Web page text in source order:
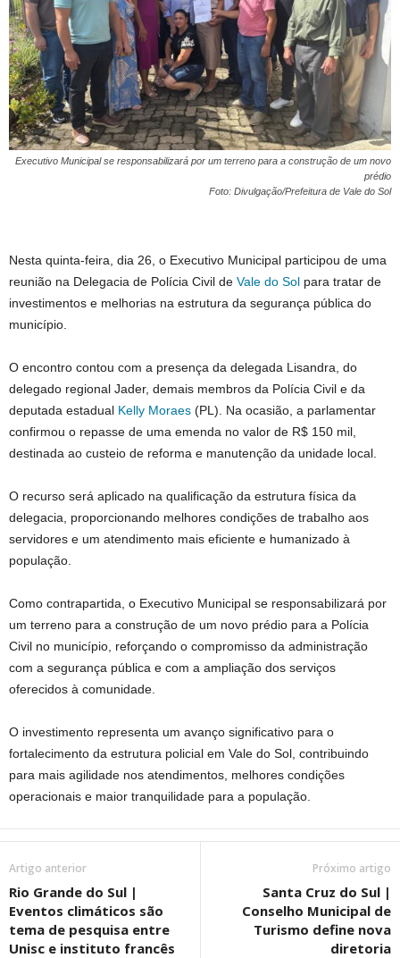
Executivo Municipal se responsabilizará por um terreno para a construção de um novo
prédio
Foto: Divulgação/Prefeitura de Vale do Sol
Nesta quinta-feira, dia 26, o Executivo Municipal participou de uma
reunião na Delegacia de Polícia Civil de Vale do Sol para tratar de
investimentos e melhorias na estrutura da segurança pública do
município.
O encontro contou com a presença da delegada Lisandra, do
delegado regional Jader, demais membros da Polícia Civil e da
deputada estadual Kelly Moraes (PL). Na ocasião, a parlamentar
confirmou o repasse de uma emenda no valor de R$ 150 mil,
destinada ao custeio de reforma e manutenção da unidade local.
O recurso será aplicado na qualificação da estrutura física da
delegacia, proporcionando melhores condições de trabalho aos
servidores e um atendimento mais eficiente e humanizado à
população.
Como contrapartida, o Executivo Municipal se responsabilizará por
um terreno para a construção de um novo prédio para a Polícia
Civil no município, reforçando o compromisso da administração
com a segurança pública e com a ampliação dos serviços
oferecidos à comunidade.
O investimento representa um avanço significativo para o
fortalecimento da estrutura policial em Vale do Sol, contribuindo
para mais agilidade nos atendimentos, melhores condições
operacionais e maior tranquilidade para a população.
Artigo anterior
Rio Grande do Sul |
Eventos climáticos são
tema de pesquisa entre
Unisc e instituto francês
Próximo artigo
Santa Cruz do Sul |
Conselho Municipal de
Turismo define nova
diretoria